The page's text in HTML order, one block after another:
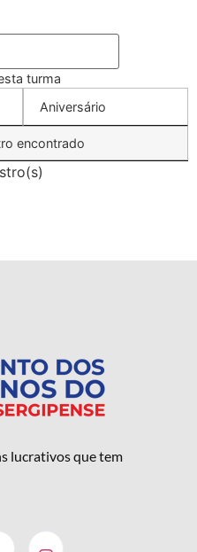
turma
Aniversário
encontrado
lucrativos que tem